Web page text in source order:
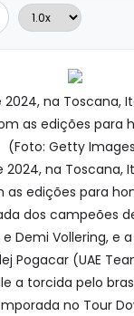
na Toscana,
as edições para
(Foto: Getty
2024, na Toscana,
as edições para
dos campeões
Demi Vollering, e
Pogacar (UAE
a torcida pelo
no Tour